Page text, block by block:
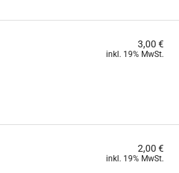
3,00 €
inkl. 19% MwSt.
2,00 €
inkl. 19% MwSt.